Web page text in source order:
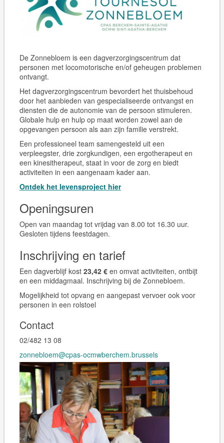
De Zonnebloem is een dagverzorgingscentrum dat
personen met locomotorische en/of geheugen problemen
ontvangt.
Het dagverzorgingscentrum bevordert het thuisbehoud
door het aanbieden van gespecialiseerde ontvangst en
diensten die de autonomie van de persoon stimuleren.
Globale hulp en hulp op maat worden zowel aan de
opgevangen persoon als aan zijn familie verstrekt.
Een professioneel team samengesteld uit een
verpleegster, drie zorgkundigen, een ergotherapeut en
een kinesitherapeut, staat in voor de zorg en biedt
activiteiten in een aangenaam kader aan.
Ontdek het levensproject hier
Openingsuren
Open van maandag tot vrijdag van 8.00 tot 16.30 uur.
Gesloten tijdens feestdagen.
Inschrijving en tarief
Een dagverblijf kost 23,42 €en omvat activiteiten, ontbijt
en een middagmaal. Inschrijving bij de Zonnebloem.
Mogelijkheid tot opvang en aangepast vervoer ook voor
personen in een rolstoel
Contact
02/482 13 08
zonnebloem@cpas-ocmwberchem.brussels